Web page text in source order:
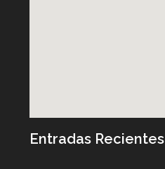
Entradas Recientes